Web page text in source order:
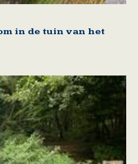
in de tuin van het